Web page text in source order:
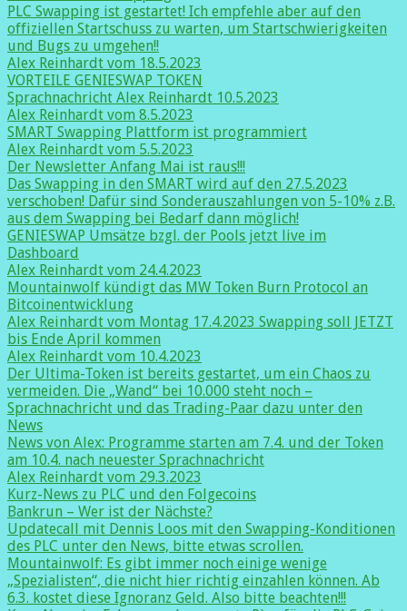
PLC Swapping ist gestartet! Ich empfehle aber auf den
offiziellen Startschuss zu warten, um Startschwierigkeiten
und Bugs zu umgehen!!
Alex Reinhardt vom 18.5.2023
VORTEILE GENIESWAP TOKEN
Sprachnachricht Alex Reinhardt 10.5.2023
Alex Reinhardt vom 8.5.2023
SMART Swapping Plattform ist programmiert
Alex Reinhardt vom 5.5.2023
Der Newsletter Anfang Mai ist raus!!!
Das Swapping in den SMART wird auf den 27.5.2023
verschoben! Dafür sind Sonderauszahlungen von 5-10% z.B.
aus dem Swapping bei Bedarf dann möglich!
GENIESWAP Umsätze bzgl. der Pools jetzt live im
Dashboard
Alex Reinhardt vom 24.4.2023
Mountainwolf kündigt das MW Token Burn Protocol an
Bitcoinentwicklung
Alex Reinhardt vom Montag 17.4.2023 Swapping soll JETZT
bis Ende April kommen
Alex Reinhardt vom 10.4.2023
Der Ultima-Token ist bereits gestartet, um ein Chaos zu
vermeiden. Die „Wand“ bei 10.000 steht noch –
Sprachnachricht und das Trading-Paar dazu unter den
News
News von Alex: Programme starten am 7.4. und der Token
am 10.4. nach neuester Sprachnachricht
Alex Reinhardt vom 29.3.2023
Kurz-News zu PLC und den Folgecoins
Bankrun – Wer ist der Nächste?
Updatecall mit Dennis Loos mit den Swapping-Konditionen
des PLC unter den News, bitte etwas scrollen.
Mountainwolf: Es gibt immer noch einige wenige
„Spezialisten“, die nicht hier richtig einzahlen können. Ab
6.3. kostet diese Ignoranz Geld. Also bitte beachten!!!